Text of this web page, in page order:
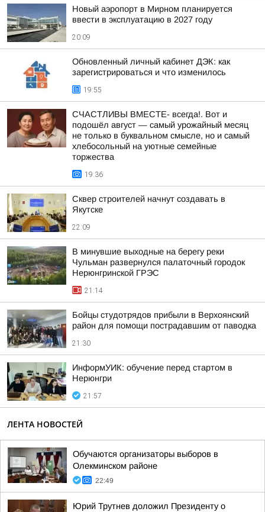
Новый аэропорт в Мирном планируется
ввести в эксплуатацию в 2027 году
20:09
Обновленный личный кабинет ДЭК: как
зарегистрироваться и что изменилось
19:55
СЧАСТЛИВЫ ВМЕСТЕ- всегда!. Вот и
подошёл август — самый урожайный месяц
не только в буквальном смысле, но и самый
хлебосольный на уютные семейные
торжества
19:36
Сквер строителей начнут создавать в
Якутске
22:09
В минувшие выходные на берегу реки
Чульман развернулся палаточный городок
Нерюнгринской ГРЭС
21:14
Бойцы студотрядов прибыли в Верхоянский
район для помощи пострадавшим от паводка
21:30
ИнформУИК: обучение перед стартом в
Нерюнгри
21:57
ЛЕНТА НОВОСТЕЙ
Обучаются организаторы выборов в
Олекминском районе
22:49
Юрий Трутнев доложил Президенту о